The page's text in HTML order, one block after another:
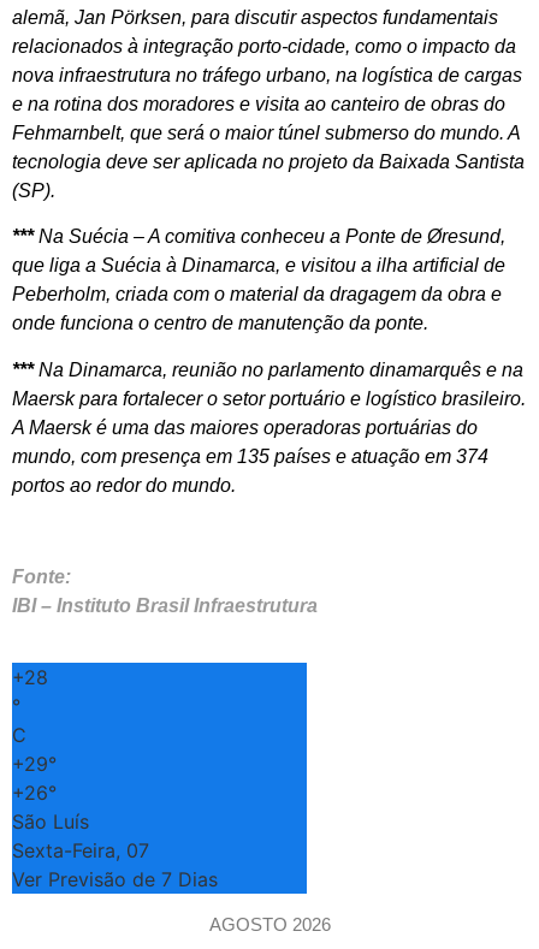
+28
°
C
+29°
+26°
São Luís
Sexta-Feira, 07
Ver Previsão de 7 Dias
AGOSTO 2026
alemã, Jan Pörksen, para discutir aspectos fundamentais
relacionados à integração porto-cidade, como o impacto da
nova infraestrutura no tráfego urbano, na logística de cargas
e na rotina dos moradores e visita ao canteiro de obras do
Fehmarnbelt, que será o maior túnel submerso do mundo. A
tecnologia deve ser aplicada no projeto da Baixada Santista
(SP).
***Na Suécia – A comitiva conheceu a Ponte de Øresund,
que liga a Suécia à Dinamarca, e visitou a ilha artificial de
Peberholm, criada com o material da dragagem da obra e
onde funciona o centro de manutenção da ponte.
***Na Dinamarca, reunião no parlamento dinamarquês e na
Maersk para fortalecer o setor portuário e logístico brasileiro.
A Maersk é uma das maiores operadoras portuárias do
mundo, com presença em 135 países e atuação em 374
portos ao redor do mundo.
Fonte:
IBI – Instituto Brasil Infraestrutura